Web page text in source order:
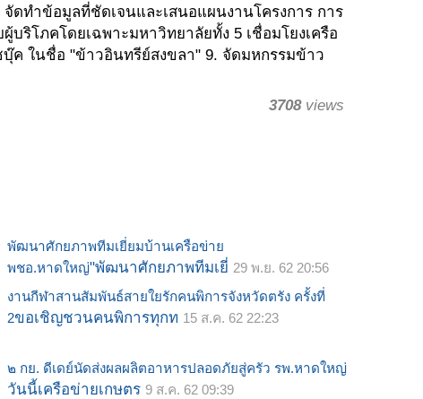
ทำข้อมูลที่ชัดเจนและเสนอแผนงานโครงการ การ
ริโภคโดยเฉพาะมหาวิทยาลัยทั้ง 5 เชื่อมโยงเครือ
ค ในชื่อ "ข้าวอินทรีย์สงขลา" 9. จัดมหกรรมข้าว
3708views
พัฒนาศักยภาพทีมเยี่ยมบ้านเครือข่าย
พชอ.หาดใหญ่"พัฒนาศักยภาพทีมเยี่ 29 พ.ย. 62 20:56
งานกีฬาสานสัมพันธ์สายใยรักคนพิการจังหวัดตรัง ครั้งที่
2ขอเชิญชวนคนพิการทุกท 15 ส.ค. 62 22:23
๒ กย. ดีเดย์นัดส่งผลผลิตอาหารปลอดภัยสู่ครัว รพ.หาดใหญ่
วันนี้เครือข่ายเกษตร 9 ส.ค. 62 09:39